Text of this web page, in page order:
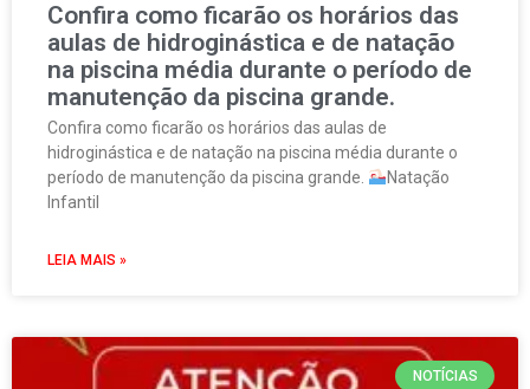
Confira como ficarão os horários das
aulas de hidroginástica e de natação
na piscina média durante o período de
manutenção da piscina grande.
Confira como ficarão os horários das aulas de
hidroginástica e de natação na piscina média durante o
período de manutenção da piscina grande.
Natação
Infantil
LEIA MAIS »
NOTÍCIAS